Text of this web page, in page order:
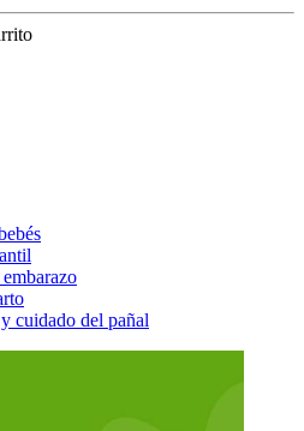
cuidado del pañal